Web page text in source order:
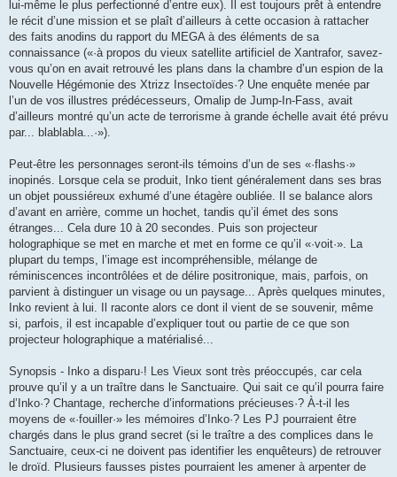
lui-même le plus perfectionné d’entre eux). Il est toujours prêt à entendre
le récit d’une mission et se plaît d’ailleurs à cette occasion à rattacher
des faits anodins du rapport du MEGA à des éléments de sa
connaissance («·à propos du vieux satellite artificiel de Xantrafor, savez-
vous qu’on en avait retrouvé les plans dans la chambre d’un espion de la
Nouvelle Hégémonie des Xtrizz Insectoïdes·? Une enquête menée par
l’un de vos illustres prédécesseurs, Omalip de Jump-In-Fass, avait
d’ailleurs montré qu’un acte de terrorisme à grande échelle avait été prévu
par... blablabla...·»).
Peut-être les personnages seront-ils témoins d’un de ses «·flashs·»
inopinés. Lorsque cela se produit, Inko tient généralement dans ses bras
un objet poussiéreux exhumé d’une étagère oubliée. Il se balance alors
d’avant en arrière, comme un hochet, tandis qu’il émet des sons
étranges... Cela dure 10 à 20 secondes. Puis son projecteur
holographique se met en marche et met en forme ce qu’il «·voit·». La
plupart du temps, l’image est incompréhensible, mélange de
réminiscences incontrôlées et de délire positronique, mais, parfois, on
parvient à distinguer un visage ou un paysage... Après quelques minutes,
Inko revient à lui. Il raconte alors ce dont il vient de se souvenir, même
si, parfois, il est incapable d’expliquer tout ou partie de ce que son
projecteur holographique a matérialisé...
Synopsis - Inko a disparu·! Les Vieux sont très préoccupés, car cela
prouve qu’il y a un traître dans le Sanctuaire. Qui sait ce qu’il pourra faire
d’Inko·? Chantage, recherche d’informations précieuses·? À-t-il les
moyens de «·fouiller·» les mémoires d’Inko·? Les PJ pourraient être
chargés dans le plus grand secret (si le traître a des complices dans le
Sanctuaire, ceux-ci ne doivent pas identifier les enquêteurs) de retrouver
le droïd. Plusieurs fausses pistes pourraient les amener à arpenter de